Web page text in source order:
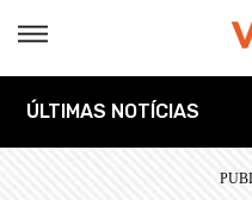
ÚLTIMAS NOTÍCIAS